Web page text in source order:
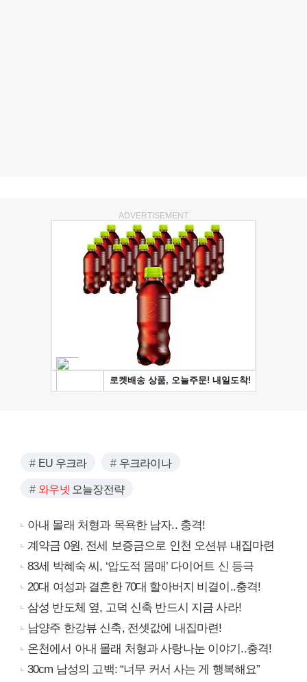
ADVERTISEMENT
EU 우크라 우크라이나
와우넷 오늘장전략
아내 몰래 처형과 목욕한 남자.. 충격!
계약금 0원, 전세 보증금으로 인천 오션뷰 내집마련
83세 박혜숙 씨, ‘압도적 몸매’ 다이어트 신 등극
20대 여성과 결혼한 70대 할아버지 비결이..충격!
삼성 반도체 옆, 고덕 신축 반드시 지금 사라!
남양주 한강뷰 신축, 전셋값에 내집마련!
온천에서 아내 몰래 처형과 사랑나눈 이야기..충격!
30cm 남성의 고백: “너무 커서 사는 게 행복해요”